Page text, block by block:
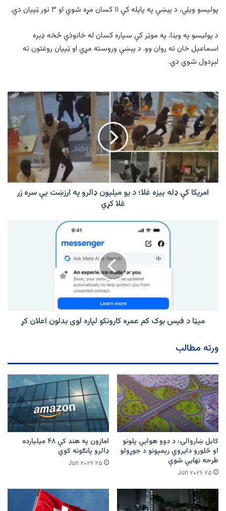
پولیسو ویلي، د پېښې په پایله کې ۱۱ کسان مړه شوي او ۳ نور ټپیان دي.
د پولیسو په وینا، په موټر کې سپاره کسان له خانوذي څخه ډېره
اسماعیل خان ته روان وو. د پېښې وروسته مړي او ټپیان روغتون ته
لېږدول شوي دي.
امریکا
کې
ډله
ییزه
غلا؛
د
یو
میلیون
ډالرو
امریکا کې ډله ییزه غلا؛ د یو میلیون ډالرو په ارزښت یې سره زر
غلا کړي
بدلونمیټا د فیس بوک کم عمره کارونکو لپاره لوی بدلون اعلان کړ
ورته مطالب
کابل ښاروالۍ: د دوو هوايي پلونو
او څلورو دایروي رېمپونو د جوړولو
طرحه نهایي شوې
۲۵ Jun ۲۰۲۶
امازون په هند کې ۴۸ میلیارده
ډالرو پانګونه کوي
۲۵ Jun ۲۰۲۶